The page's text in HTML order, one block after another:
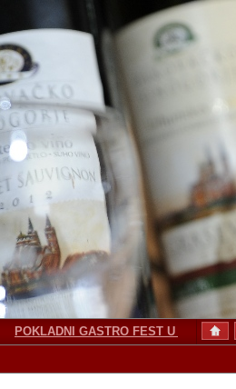
POKLADNI GASTRO FEST U ĐAKOVU